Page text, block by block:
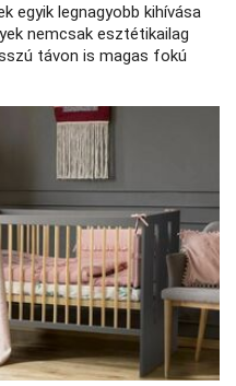
egyik legnagyobb kihívása
nemcsak esztétikailag
távon is magas fokú